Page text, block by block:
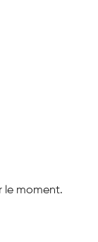
le moment.